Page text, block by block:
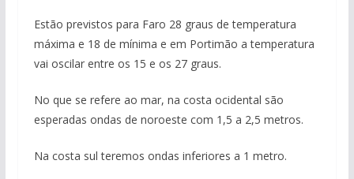
Estão previstos para Faro 28 graus de temperatura
máxima e 18 de mínima e em Portimão a temperatura
vai oscilar entre os 15 e os 27 graus.
No que se refere ao mar, na costa ocidental são
esperadas ondas de noroeste com 1,5 a 2,5 metros.
Na costa sul teremos ondas inferiores a 1 metro.